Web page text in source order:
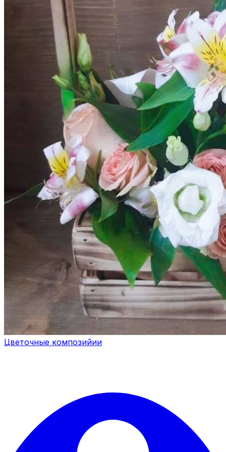
Цветочные композийии